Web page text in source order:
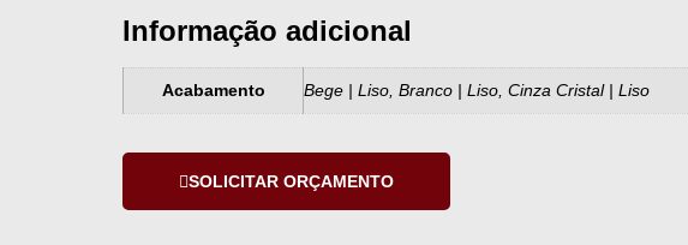
Informação adicional
Acabamento Bege | Liso, Branco | Liso, Cinza Cristal | Liso
SOLICITAR ORÇAMENTO